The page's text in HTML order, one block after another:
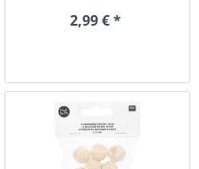
2,99 € *